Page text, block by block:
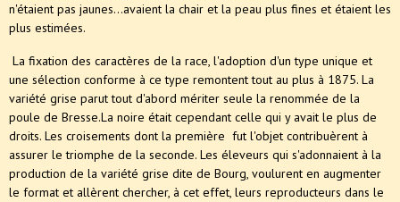
n'étaient pas jaunes...avaient la chair et la peau plus fines et étaient les
plus estimées.
La fixation des caractères de la race, l'adoption d'un type unique et
une sélection conforme à ce type remontent tout au plus à 1875. La
variété grise parut tout d'abord mériter seule la renommée de la
poule de Bresse.La noire était cependant celle qui y avait le plus de
droits. Les croisements dont la première fut l'objet contribuèrent à
assurer le triomphe de la seconde. Les éleveurs qui s'adonnaient à la
production de la variété grise dite de Bourg, voulurent en augmenter
le format et allèrent chercher, à cet effet, leurs reproducteurs dans le